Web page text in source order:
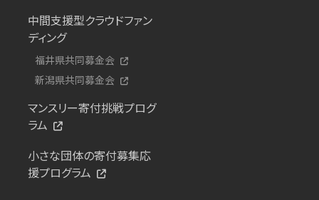
中間支援型クラウドファン
ディング
福井県共同募金会
新潟県共同募金会
マンスリー寄付挑戦プログ
ラム
小さな団体の寄付募集応
援プログラム